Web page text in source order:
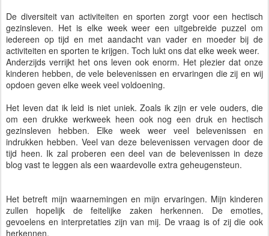
De diversiteit van activiteiten en sporten zorgt voor een hectisch
gezinsleven. Het is elke week weer een uitgebreide puzzel om
iedereen op tijd en met aandacht van vader en moeder bij de
activiteiten en sporten te krijgen. Toch lukt ons dat elke week weer.
Anderzijds verrijkt het ons leven ook enorm. Het plezier dat onze
kinderen hebben, de vele belevenissen en ervaringen die zij en wij
opdoen geven elke week veel voldoening.
Het leven dat ik leid is niet uniek. Zoals ik zijn er vele ouders, die
om een drukke werkweek heen ook nog een druk en hectisch
gezinsleven hebben. Elke week weer veel belevenissen en
indrukken hebben. Veel van deze belevenissen vervagen door de
tijd heen. Ik zal proberen een deel van de belevenissen in deze
blog vast te leggen als een waardevolle extra geheugensteun.
Het betreft mijn waarnemingen en mijn ervaringen. Mijn kinderen
zullen hopelijk de feitelijke zaken herkennen. De emoties,
gevoelens en interpretaties zijn van mij. De vraag is of zij die ook
herkennen.